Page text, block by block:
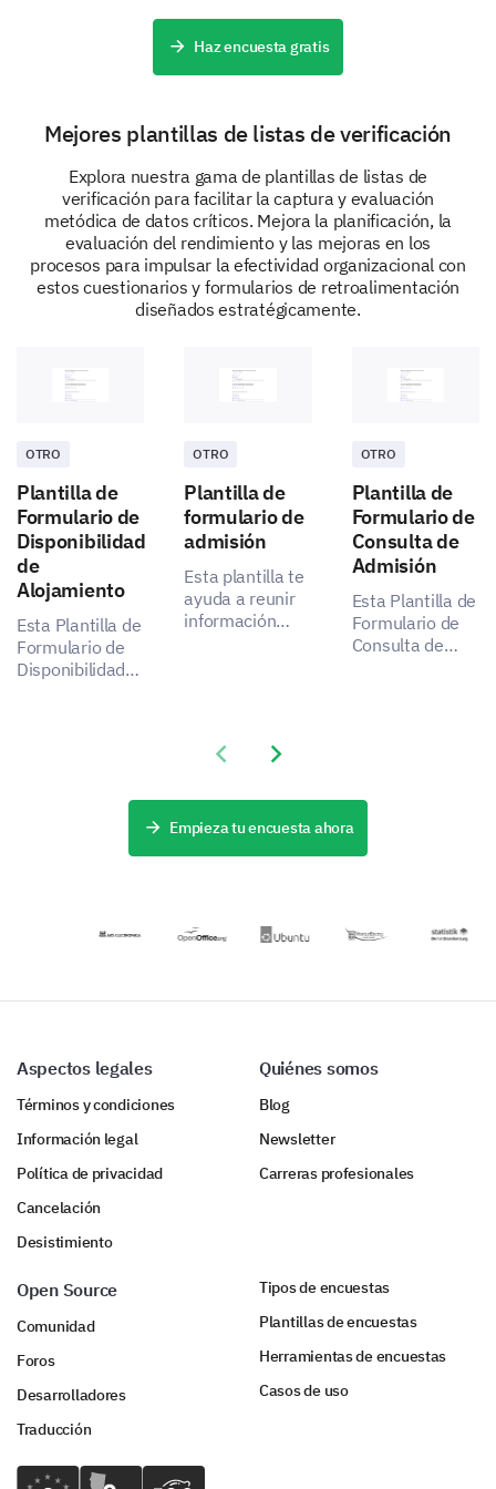
Evitación de riesgos
Mitigación de riesgos
Aceptación de riesgos
estrategia sobre cómo podemos gestionar
estos riesgos de manera efectiva?
Haz encuesta gratis
Mejores plantillas de listas de verificación
Explora nuestra gama de plantillas de listas de
verificación para facilitar la captura y evaluación
metódica de datos críticos. Mejora la planificación, la
evaluación del rendimiento y las mejoras en los
procesos para impulsar la efectividad organizacional con
estos cuestionarios y formularios de retroalimentación
diseñados estratégicamente.
OTRO
Plantilla de
Formulario de
Disponibilidad
de
Alojamiento
Esta Plantilla de
Formulario de
Disponibilidad
tus huéspedes,
alojamiento.
OTRO
Plantilla de
formulario de
admisión
Esta plantilla te
ayuda a reunir
información
puntos críticos
interesados al
capturar datos
importantes.
OTRO
Plantilla de
Formulario de
Consulta de
Admisión
Esta Plantilla de
Formulario de
Consulta de
los solicitantes,
ayudando a
Previous slide
Next slide
Empieza tu encuesta ahora
Aspectos legales
Términos y condiciones
Información legal
Política de privacidad
Cancelación
Desistimiento
Quiénes somos
Blog
Newsletter
Carreras profesionales
Open Source
Comunidad
Foros
Desarrolladores
Traducción
Tipos de encuestas
Plantillas de encuestas
Herramientas de encuestas
Casos de uso